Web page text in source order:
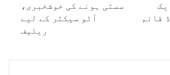
قائم
سستی ہونے کی خوشخبری،
آٹو سیکٹر کے لیے
ریلیف